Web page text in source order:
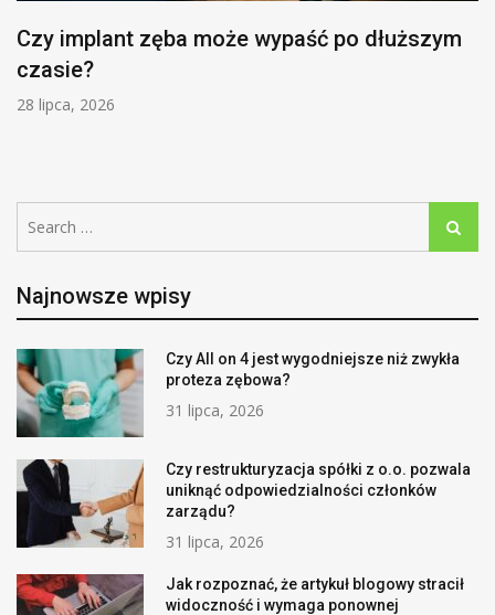
Czy implant zęba może wypaść po dłuższym
czasie?
28 lipca, 2026
for:
Search
Najnowsze wpisy
Czy All on 4 jest wygodniejsze niż zwykła
proteza zębowa?
31 lipca, 2026
Czy restrukturyzacja spółki z o.o. pozwala
uniknąć odpowiedzialności członków
zarządu?
31 lipca, 2026
Jak rozpoznać, że artykuł blogowy stracił
widoczność i wymaga ponownej